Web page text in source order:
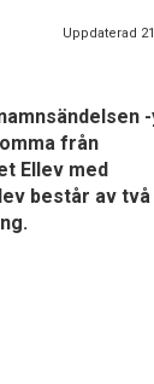
Uppdaterad
från
Ellev med
består av två